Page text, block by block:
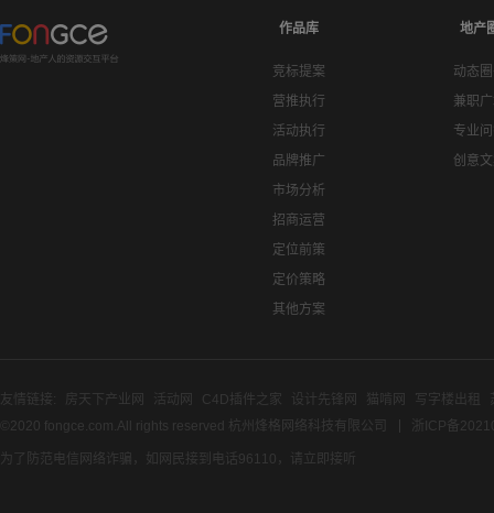
作品库
竞标提案
营推执行
活动执行
品牌推广
市场分析
招商运营
定位前策
定价策略
其他方案
地产
动态
兼职
专业
创意
友情链接: 房天下产业网 活动网 C4D插件之家 设计先锋网 猫啃网 写字楼出租
©2020 fongce.com.All rights reserved 杭州烽格网络科技有限公司
浙ICP备
为了防范电信网络诈骗，如网民接到电话96110，请立即接听